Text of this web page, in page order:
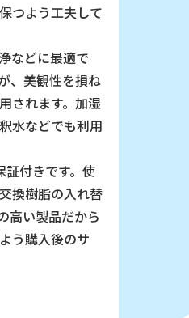
つよう工夫して
などに最適で
、美観性を損ね
されます。加湿
水などでも利用
証付きです。使
換樹脂の入れ替
高い製品だから
う購入後のサ